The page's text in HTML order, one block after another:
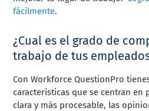
fácilmente.
¿Cual es el grado de
trabajo de tus
Con Workforce QuestionPro
características que se centran
clara y más procesable, las